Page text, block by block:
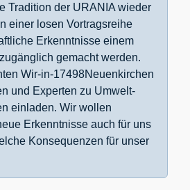
Tradition der URANIA wieder
einer losen Vortragsreihe
Erkenntnisse einem
gemacht werden.
Wir-in-17498Neuenkirchen
und Experten zu Umwelt-
einladen. Wir wollen
Erkenntnisse auch für uns
Konsequenzen für unser